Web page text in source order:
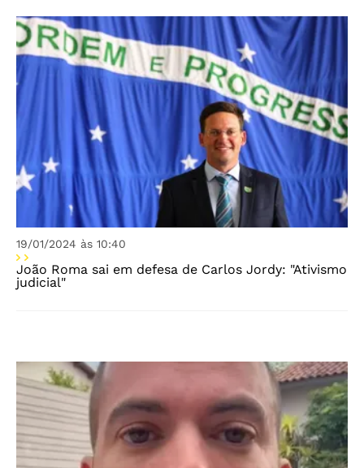
19/01/2024 às 10:40
João Roma sai em defesa de Carlos Jordy: "Ativismo
judicial"